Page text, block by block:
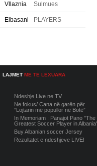
Vllaznia Sulmues
Elbasani PLAYERS
LAJMET ME TE LEXUARA
Ndeshje Live ne TV
Ne fokus/ Cana në garën për
“Lojtarin më popullor në Botë”
In Memoriam : Panajot Pano "The
Greatest Soccer Player in
Buy Albanian soccer Jersey
Rezultatet e ndeshjeve LIVE!